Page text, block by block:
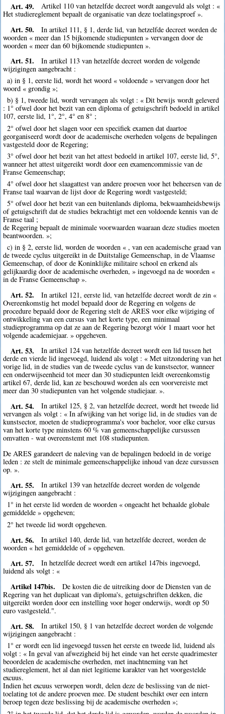
Art. 49.
Artikel 110 van hetzelfde decreet wordt aangevuld als volgt : «
Het studiereglement bepaalt de organisatie van deze toelatingsproef ».
Art. 50.
In artikel 111, § 1, derde lid, van hetzelfde decreet worden de
woorden « meer dan 15 bijkomende studiepunten » vervangen door de
woorden « meer dan 60 bijkomende studiepunten ».
Art. 51.
In artikel 113 van hetzelfde decreet worden de volgende
wijzigingen aangebracht :
a) in § 1, eerste lid, wordt het woord « voldoende » vervangen door het
woord « grondig »;
b) § 1, tweede lid, wordt vervangen als volgt : « Dit bewijs wordt geleverd
: 1° ofwel door het bezit van een diploma of getuigschrift bedoeld in artikel
107, eerste lid, 1°, 2°, 4° en 8° ;
2° ofwel door het slagen voor een specifiek examen dat daartoe
georganiseerd wordt door de academische overheden volgens de bepalingen
vastgesteld door de Regering;
3° ofwel door het bezit van het attest bedoeld in artikel 107, eerste lid, 5°,
wanneer het attest uitgereikt wordt door een examencommissie van de
Franse Gemeenschap;
4° ofwel door het slaagattest van andere proeven voor het beheersen van de
Franse taal waarvan de lijst door de Regering wordt vastgesteld;
5° ofwel door het bezit van een buitenlands diploma, bekwaamheidsbewijs
of getuigschrift dat de studies bekrachtigt met een voldoende kennis van de
Franse taal ;
de Regering bepaalt de minimale voorwaarden waaraan deze studies moeten
beantwoorden. »;
c) in § 2, eerste lid, worden de woorden « , van een academische graad van
de tweede cyclus uitgereikt in de Duitstalige Gemeenschap, in de Vlaamse
Gemeenschap, of door de Koninklijke militaire school en erkend als
gelijkaardig door de academische overheden, » ingevoegd na de woorden «
in de Franse Gemeenschap ».
Art. 52.
In artikel 121, eerste lid, van hetzelfde decreet wordt de zin «
Overeenkomstig het model bepaald door de Regering en volgens de
procedure bepaald door de Regering stelt de ARES voor elke wijziging of
ontwikkeling van een cursus van het korte type, een minimaal
studieprogramma op dat ze aan de Regering bezorgt vóór 1 maart voor het
volgende academiejaar. » opgeheven.
Art. 53.
In artikel 124 van hetzelfde decreet wordt een lid tussen het
derde en vierde lid ingevoegd, luidend als volgt : « Met uitzondering van het
vorige lid, in de studies van de tweede cyclus van de kunstsector, wanneer
een onderwijseenheid tot meer dan 30 studiepunten leidt overeenkomstig
artikel 67, derde lid, kan ze beschouwd worden als een voorvereiste met
meer dan 30 studiepunten van het volgende studiejaar. ».
Art. 54.
In artikel 125, § 2, van hetzelfde decreet, wordt het tweede lid
vervangen als volgt : « In afwijking van het vorige lid, in de studies van de
kunstsector, moeten de studieprogramma's voor bachelor, voor elke cursus
van het korte type minstens 60 % van gemeenschappelijke cursussen
omvatten - wat overeenstemt met 108 studiepunten.
De ARES garandeert de naleving van de bepalingen bedoeld in de vorige
leden : ze stelt de minimale gemeenschappelijke inhoud van deze cursussen
op. ».
Art. 55.
In artikel 139 van hetzelfde decreet worden de volgende
wijzigingen aangebracht :
1° in het eerste lid worden de woorden « ongeacht het behaalde globale
gemiddelde » opgeheven;
2° het tweede lid wordt opgeheven.
Art. 56.
In artikel 140, derde lid, van hetzelfde decreet, worden de
woorden « het gemiddelde of » opgeheven.
Art. 57.
In hetzelfde decreet wordt een artikel 147bis ingevoegd,
luidend als volgt : «
Artikel 147bis.
De kosten die de uitreiking door de Diensten van de
Regering van het duplicaat van diploma's, getuigschriften dekken, die
uitgereikt worden door een instelling voor hoger onderwijs, wordt op 50
euro vastgesteld.".
Art. 58.
In artikel 150, § 1 van hetzelfde decreet worden de volgende
wijzigingen aangebracht :
1° er wordt een lid ingevoegd tussen het eerste en tweede lid, luidend als
volgt : « In geval van afwezigheid bij het einde van het eerste quadrimester
beoordelen de academische overheden, met inachtneming van het
studiereglement, het al dan niet legitieme karakter van het voorgestelde
excuus.
Indien het excuus verworpen wordt, delen deze de beslissing van de niet-
toelating tot de andere proeven mee. De student beschikt over een intern
beroep tegen deze beslissing bij de academische overheden »;